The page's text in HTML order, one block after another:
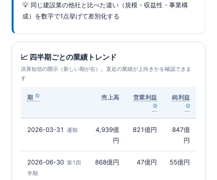
💡 同じ建設業の他社と比べた違い（規模・収益性・事業構
成）を数字で1点挙げて差別化する
📈 四半期ごとの業績トレンド
決算短信の開示（新しい期が右）。直近の業績が上向きかを確認できま
す
期 売上高 営業利益 純利益
2026-03-31 通期
4,939億
円
821億円
847億
円
2026-06-30 第1四
半期
868億円 47億円 55億円